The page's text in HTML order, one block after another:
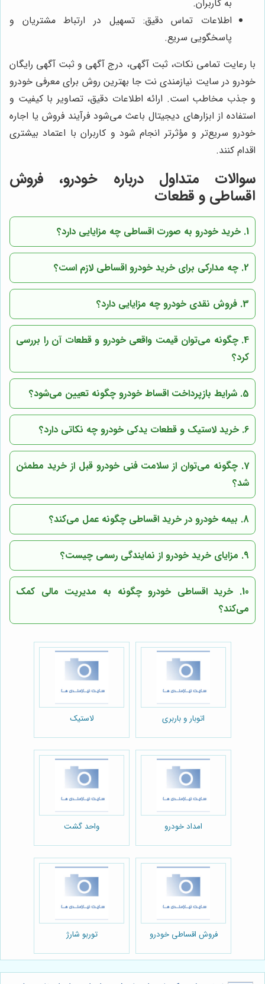
به کاربران.
اطلاعات تماس دقیق: تسهیل در ارتباط مشتریان و
پاسخگویی سریع.
با رعایت تمامی نکات، ثبت آگهی، درج آگهی و ثبت آگهی رایگان
خودرو در سایت نیازمندی نت جا بهترین روش برای معرفی خودرو
و جذب مخاطب است. ارائه اطلاعات دقیق، تصاویر با کیفیت و
استفاده از ابزارهای دیجیتال باعث می‌شود فرآیند فروش یا اجاره
خودرو سریع‌تر و مؤثرتر انجام شود و کاربران با اعتماد بیشتری
اقدام کنند.
سوالات متداول درباره خودرو، فروش
اقساطی و قطعات
1. خرید خودرو به صورت اقساطی چه مزایایی دارد؟
2. چه مدارکی برای خرید خودرو اقساطی لازم است؟
3. فروش نقدی خودرو چه مزایایی دارد؟
4. چگونه می‌توان قیمت واقعی خودرو و قطعات آن را بررسی
کرد؟
5. شرایط بازپرداخت اقساط خودرو چگونه تعیین می‌شود؟
6. خرید لاستیک و قطعات یدکی خودرو چه نکاتی دارد؟
7. چگونه می‌توان از سلامت فنی خودرو قبل از خرید مطمئن
شد؟
8. بیمه خودرو در خرید اقساطی چگونه عمل می‌کند؟
9. مزایای خرید خودرو از نمایندگی رسمی چیست؟
10. خرید اقساطی خودرو چگونه به مدیریت مالی کمک
می‌کند؟
اتوبار و باربری لاستیک
امداد خودرو واحد گشت
فروش اقساطی خودرو توربو شارژ